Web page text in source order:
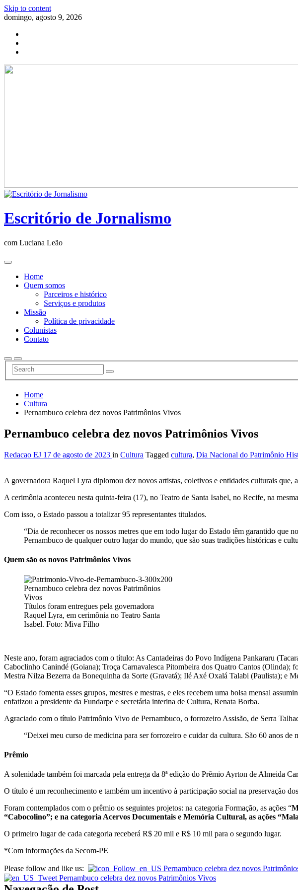
Skip to content
domingo, agosto 9, 2026
Escritório de Jornalismo
com Luciana Leão
Home
Quem somos
Parceiros e histórico
Serviços e produtos
Missão
Política de privacidade
Colunistas
Contato
Home
Cultura
Pernambuco celebra dez novos Patrimônios Vivos
Pernambuco celebra dez novos Patrimônios Vivos
Redacao EJ 17 de agosto de 2023 in Cultura Tagged cultura, Dia Nacional do Patrimônio
A governadora Raquel Lyra diplomou dez novos artistas, coletivos e entidades culturais
A cerimônia aconteceu nesta quinta-feira (17), no Teatro de Santa Isabel, no Recife, na
Com isso, o Estado passou a totalizar 95 representantes titulados.
“Dia de reconhecer os nossos metres que em todo lugar do Estado têm garantido que
Pernambuco de qualquer outro lugar do mundo, que são suas tradições históricas e
Quem são os novos Patrimônios Vivos
Títulos foram entregues pela governadora
Raquel Lyra, em cerimônia no Teatro Santa
Isabel. Foto: Miva Filho
Neste ano, foram agraciados com o título: As Cantadeiras do Povo Indígena Pankararu
Caboclinho Canindé (Goiana); Troça Carnavalesca Pitombeira dos Quatro Cantos (Olinda);
Mestra Nilza Bezerra da Bonequinha da Sorte (Gravatá); Ilé Axé Oxalá Talabi (Paulista); e
“O Estado fomenta esses grupos, mestres e mestras, e eles recebem uma bolsa mensal
enfatizou a presidente da Fundarpe e secretária interina de Cultura, Renata Borba.
Agraciado com o título Patrimônio Vivo de Pernambuco, o forrozeiro Assisão, de Serra
“Deixei meu curso de medicina para ser forrozeiro e cuidar da cultura. São 60 anos
Prêmio
A solenidade também foi marcada pela entrega da 8ª edição do Prêmio Ayrton de Almeida
O título é um reconhecimento e também um incentivo à participação social na preservação
Foram contemplados com o prêmio os seguintes projetos: na categoria Formação, as ações “
“Cabocolino”; e na categoria Acervos Documentais e Memória Cultural, as ações
O primeiro lugar de cada categoria receberá R$ 20 mil e R$ 10 mil para o segundo lugar.
*Com informações da Secom-PE
Please follow and like us: